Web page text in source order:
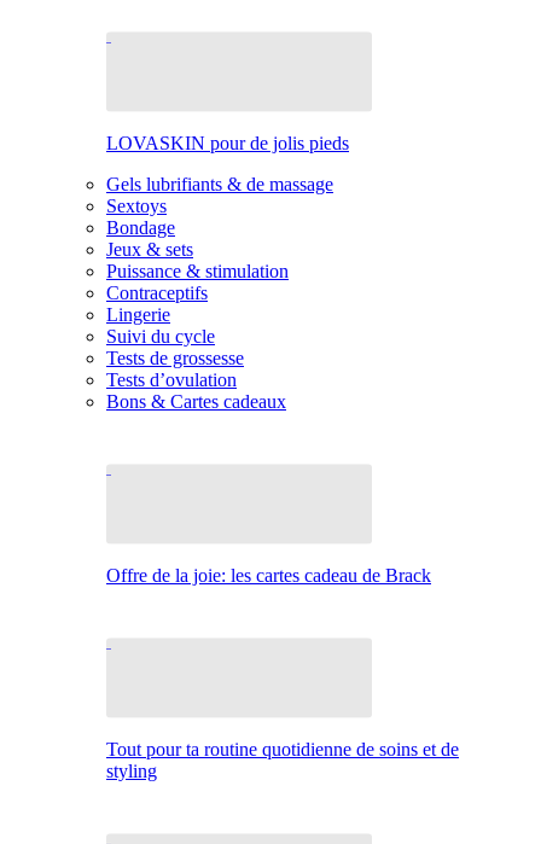
LOVASKIN pour de jolis pieds
Gels lubrifiants & de massage
Sextoys
Bondage
Jeux & sets
Puissance & stimulation
Contraceptifs
Lingerie
Suivi du cycle
Tests de grossesse
Tests d’ovulation
Bons & Cartes cadeaux
Offre de la joie: les cartes cadeau de Brack
Tout pour ta routine quotidienne de soins et de
styling